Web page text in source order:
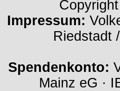
Impressum:
Riedstadt
Spendenkonto:
Mainz eG ·